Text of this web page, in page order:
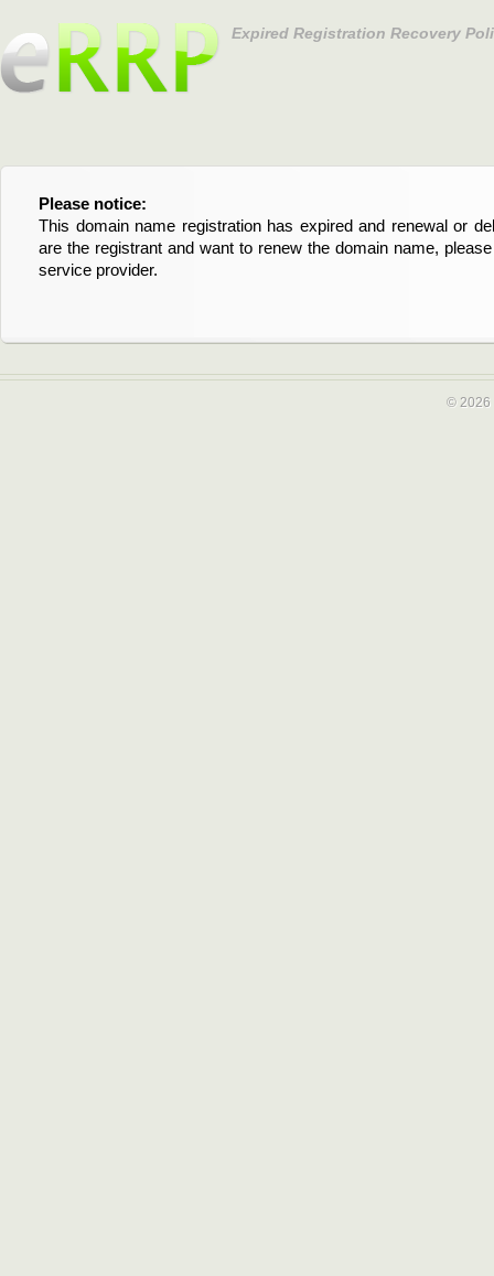
Expired Registration Recovery
Please notice:
This domain name registration has expired and renewal or
are the registrant and want to renew the domain name,
service provider.
Bitte beachten Sie:
Diese Domainregistrierung ist abgelaufen und die
Domain stehen an. Wenn Sie der Registrant sind und
verlängern möchten, kontaktieren Sie bitte Ihren Service-
© 2026